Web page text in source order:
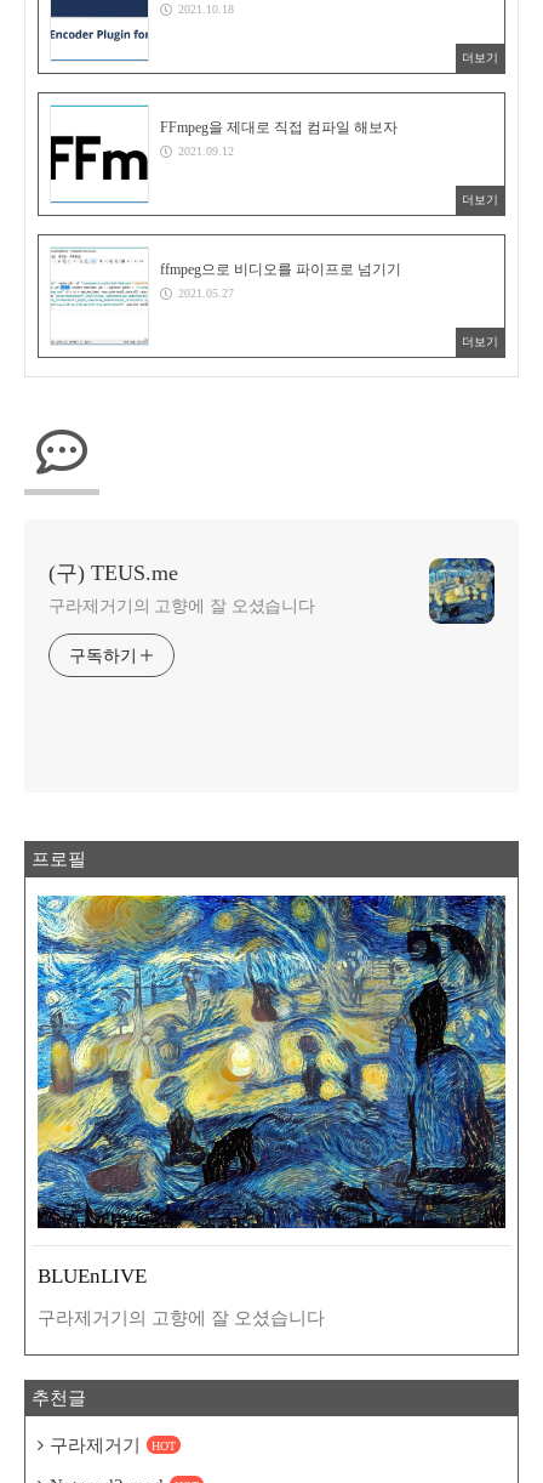
2021.10.18
더보기
FFmpeg을 제대로 직접 컴파일 해보자
2021.09.12
더보기
ffmpeg으로 비디오를 파이프로 넘기기
2021.05.27
더보기
(구) TEUS.me
구라제거기의 고향에 잘 오셨습니다
구독하기
프로필
BLUEnLIVE
구라제거기의 고향에 잘 오셨습니다
추천글
구라제거기 HOT